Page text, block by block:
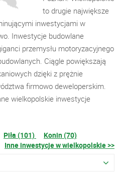
to drugie największe
inwestycjami w
Inwestycje budowlane
przemysłu motoryzacyjnego
Ciągle powiększają
dzięki z prężnie
firmowo deweloperskim.
wielkopolskie inwestycje
Piła (101)
Konin (70)
Inne inwestycje w wielkopolskie >>